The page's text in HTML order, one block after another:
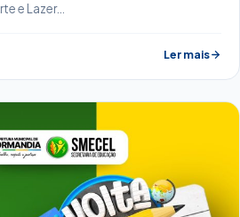
e Lazer…
Ler mais